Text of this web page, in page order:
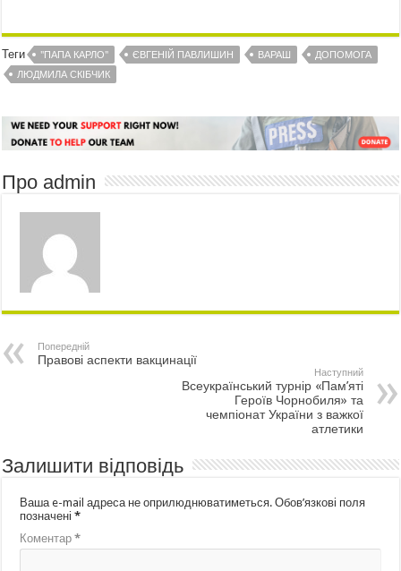
Теги "ПАПА КАРЛО" ЄВГЕНІЙ ПАВЛИШИН ВАРАШ
ДОПОМОГА
ЛЮДМИЛА СКІБЧИК
Про admin
Попередній
Правові аспекти вакцинації
Наступний
Всеукраїнський турнір «Пам’яті
Героїв Чорнобиля» та
чемпіонат України з важкої
атлетики
Залишити відповідь
Ваша e-mail адреса не оприлюднюватиметься. Обов’язкові поля
позначені*
Коментар*